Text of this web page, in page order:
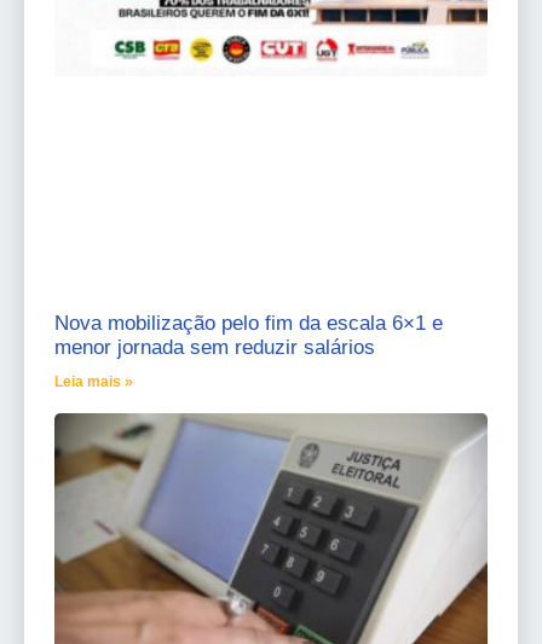
Nova mobilização pelo fim da escala 6×1 e
menor jornada sem reduzir salários
Leia mais »